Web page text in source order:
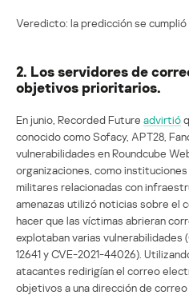
Veredicto: la predicción se
2. Los servidores de
objetivos prioritarios.
En junio, Recorded Future advirtió
conocido como Sofacy, APT28,
vulnerabilidades en Roundcube
organizaciones, como
militares relacionadas con
amenazas utilizó noticias sobre el
hacer que las víctimas abrieran
explotaban varias
12641 y CVE-2021-44026).
atacantes redirigían el correo
objetivos a una dirección de